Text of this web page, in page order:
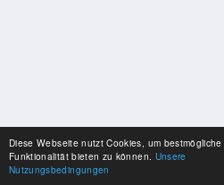
Diese Webseite nutzt Cookies, um bestmögliche
Funktionalität bieten zu können. Unsere
Nutzungsbedingungen